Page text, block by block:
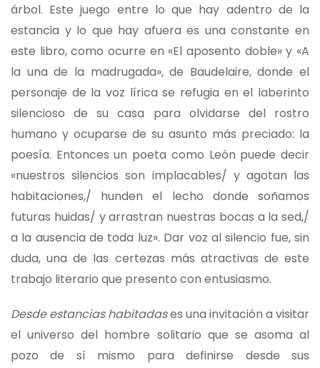
árbol. Este juego entre lo que hay adentro de la
estancia y lo que hay afuera es una constante en
este libro, como ocurre en «El aposento doble» y «A
la una de la madrugada», de Baudelaire, donde el
personaje de la voz lírica se refugia en el laberinto
silencioso de su casa para olvidarse del rostro
humano y ocuparse de su asunto más preciado: la
poesía. Entonces un poeta como León puede decir
«nuestros silencios son implacables/ y agotan las
habitaciones,/ hunden el lecho donde soñamos
futuras huidas/ y arrastran nuestras bocas a la sed,/
a la ausencia de toda luz». Dar voz al silencio fue, sin
duda, una de las certezas más atractivas de este
trabajo literario que presento con entusiasmo.
Desde estancias habitadases una invitación a visitar
el universo del hombre solitario que se asoma al
pozo de sí mismo para definirse desde sus